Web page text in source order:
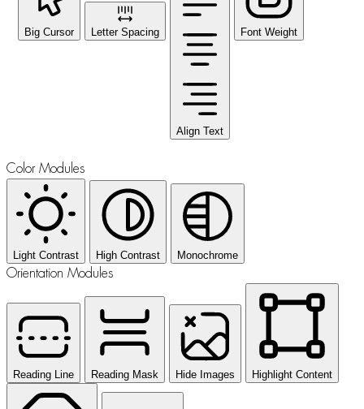
Big Cursor Letter Spacing
Align Text
Font Weight
Color Modules
Light Contrast High Contrast Monochrome
Orientation Modules
Reading Line Reading Mask Hide Images Highlight Content